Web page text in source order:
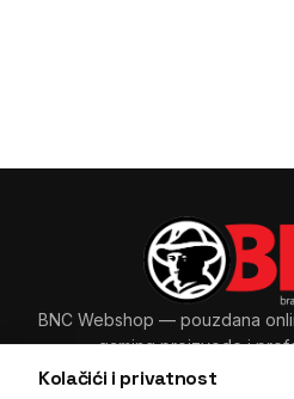
Kolačići i privatnost
BNC Webshop — pouzdana
gaming proizvode i